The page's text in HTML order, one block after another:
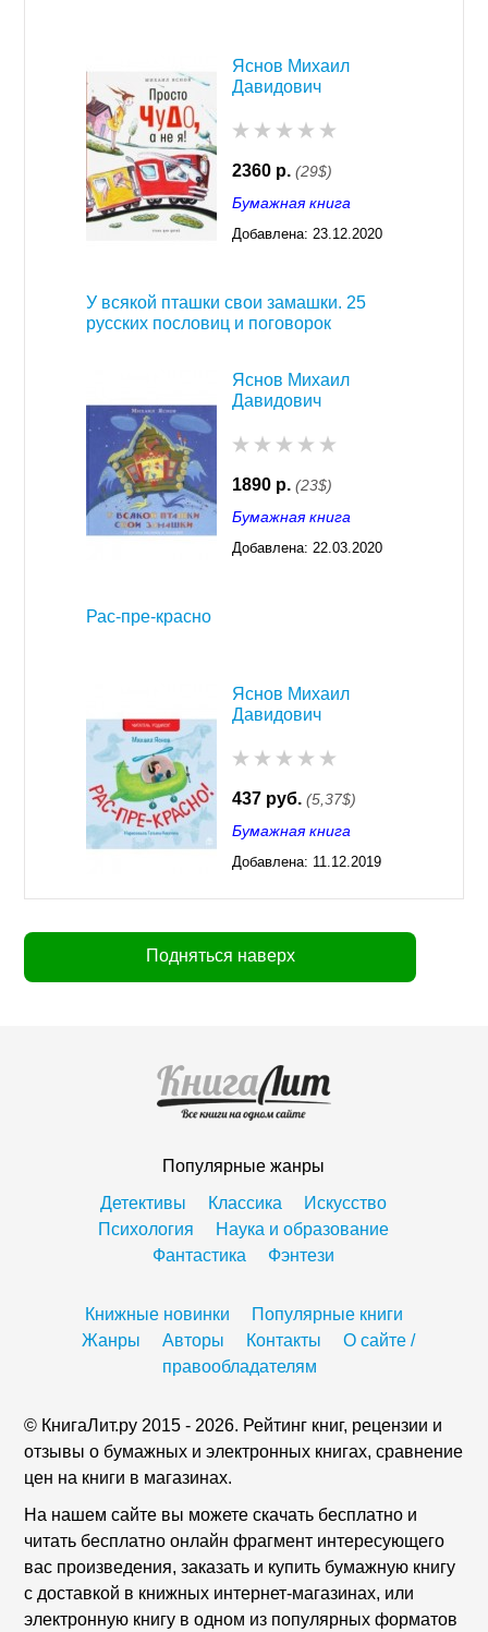
Яснов Михаил
Давидович
2360 р. (29$)
Бумажная книга
Добавлена: 23.12.2020
У всякой пташки свои замашки. 25
русских пословиц и поговорок
Яснов Михаил
Давидович
1890 р. (23$)
Бумажная книга
Добавлена: 22.03.2020
Рас-пре-красно
Яснов Михаил
Давидович
437 руб. (5,37$)
Бумажная книга
Добавлена: 11.12.2019
Подняться наверх
Популярные жанры
Детективы
Классика
Искусство
Психология
Наука и образование
Фантастика
Фэнтези
Книжные новинки
Популярные книги
Жанры
Авторы Контакты
О сайте /
правообладателям
© КнигаЛит.ру 2015 - 2026. Рейтинг книг, рецензии и
отзывы о бумажных и электронных книгах, сравнение
цен на книги в магазинах.
На нашем сайте вы можете скачать бесплатно и
читать бесплатно онлайн фрагмент интересующего
вас произведения, заказать и купить бумажную книгу
с доставкой в книжных интернет-магазинах, или
электронную книгу в одном из популярных форматов